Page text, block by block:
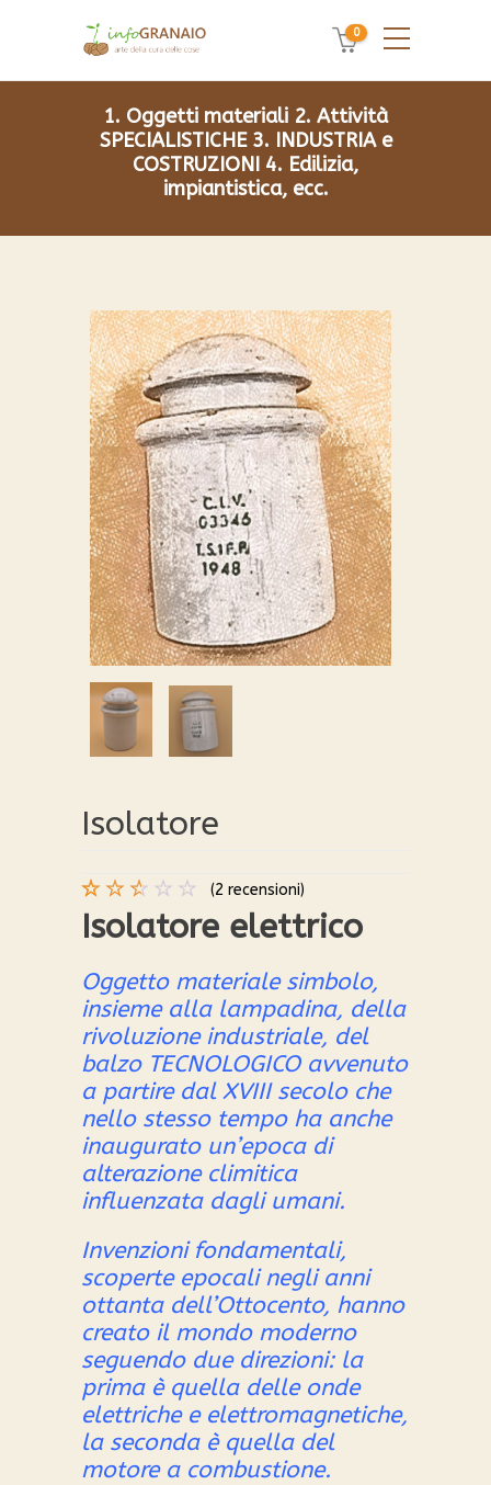
0
1. Oggetti materiali 2. Attività
SPECIALISTICHE 3. INDUSTRIA e
COSTRUZIONI 4. Edilizia,
impiantistica, ecc.
Isolatore
Valutato
2.50
5
su
base
di
2
recensioni
(2 recensioni)
Isolatore elettrico
Oggetto materiale simbolo,
insieme alla lampadina, della
rivoluzione industriale, del
balzo TECNOLOGICO avvenuto
a partire dal XVIII secolo che
nello stesso tempo ha anche
inaugurato un’epoca di
alterazione climitica
influenzata dagli umani.
Invenzioni fondamentali,
scoperte epocali negli anni
ottanta dell’Ottocento, hanno
creato il mondo moderno
seguendo due direzioni: la
prima è quella delle onde
elettriche e elettromagnetiche,
la seconda è quella del
motore a combustione.